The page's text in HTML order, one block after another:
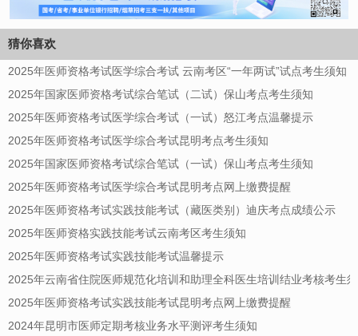
猜你喜欢
2025年医师资格考试医学综合考试 云南考区“一年两试”试点考生须知
2025年国家医师资格考试综合笔试（二试）保山考点考生须知
2025年医师资格考试医学综合考试（一试）怒江考点温馨提示
2025年医师资格考试医学综合考试昆明考点考生须知
2025年国家医师资格考试综合笔试（一试）保山考点考生须知
2025年医师资格考试医学综合考试昆明考点网上缴费提醒
2025年医师资格考试实践技能考试（藏医类别）迪庆考点成绩公示
2025年医师资格实践技能考试云南考区考生须知
2025年医师资格考试实践技能考试温馨提示
2025年云南省住院医师规范化培训和助理全科医生培训结业考核考生
2025年医师资格考试实践技能考试昆明考点网上缴费提醒
2024年昆明市医师定期考核业务水平测评考生须知